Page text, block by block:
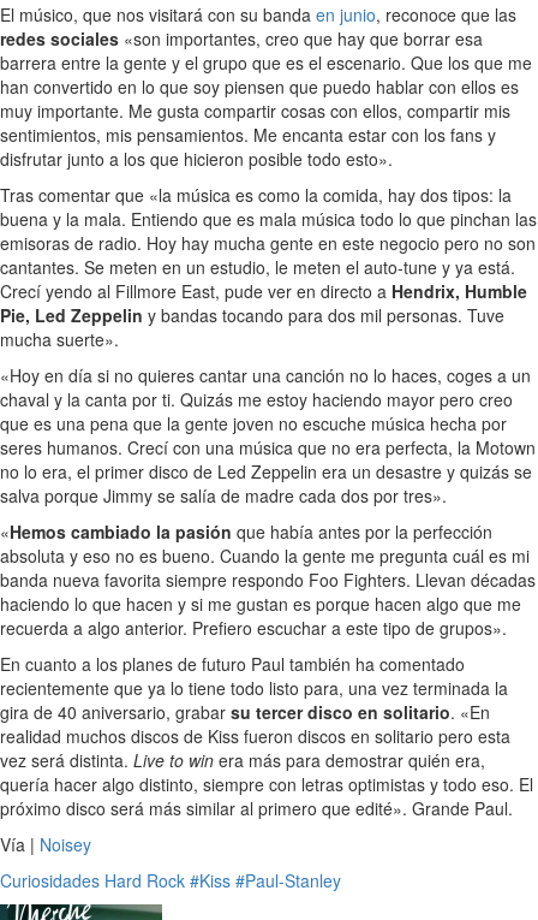
El músico, que nos visitará con su banda en junio, reconoce que las
redes sociales «son importantes, creo que hay que borrar esa
barrera entre la gente y el grupo que es el escenario. Que los que me
han convertido en lo que soy piensen que puedo hablar con ellos es
muy importante. Me gusta compartir cosas con ellos, compartir mis
sentimientos, mis pensamientos. Me encanta estar con los fans y
disfrutar junto a los que hicieron posible todo esto».
Tras comentar que «la música es como la comida, hay dos tipos: la
buena y la mala. Entiendo que es mala música todo lo que pinchan las
emisoras de radio. Hoy hay mucha gente en este negocio pero no son
cantantes. Se meten en un estudio, le meten el auto-tune y ya está.
Crecí yendo al Fillmore East, pude ver en directo a Hendrix, Humble
Pie, Led Zeppelin y bandas tocando para dos mil personas. Tuve
mucha suerte».
«Hoy en día si no quieres cantar una canción no lo haces, coges a un
chaval y la canta por ti. Quizás me estoy haciendo mayor pero creo
que es una pena que la gente joven no escuche música hecha por
seres humanos. Crecí con una música que no era perfecta, la Motown
no lo era, el primer disco de Led Zeppelin era un desastre y quizás se
salva porque Jimmy se salía de madre cada dos por tres».
«Hemos cambiado la pasión que había antes por la perfección
absoluta y eso no es bueno. Cuando la gente me pregunta cuál es mi
banda nueva favorita siempre respondo Foo Fighters. Llevan décadas
haciendo lo que hacen y si me gustan es porque hacen algo que me
recuerda a algo anterior. Prefiero escuchar a este tipo de grupos».
En cuanto a los planes de futuro Paul también ha comentado
recientemente que ya lo tiene todo listo para, una vez terminada la
gira de 40 aniversario, grabar su tercer disco en solitario. «En
realidad muchos discos de Kiss fueron discos en solitario pero esta
vez será distinta. Live to win era más para demostrar quién era,
quería hacer algo distinto, siempre con letras optimistas y todo eso. El
próximo disco será más similar al primero que edité». Grande Paul.
Vía | Noisey
Curiosidades Hard Rock #Kiss #Paul-Stanley